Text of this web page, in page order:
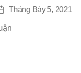
Tháng Bảy 5, 2021
ở